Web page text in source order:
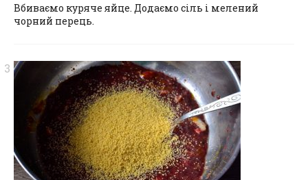
Вбиваємо куряче яйце. Додаємо сіль і мелений
чорний перець.